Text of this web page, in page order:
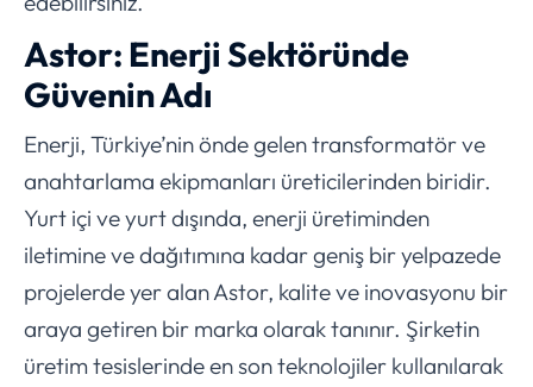
Astor: Enerji Sektöründe
Güvenin Adı
Enerji, Türkiye’nin önde gelen transformatör ve
anahtarlama ekipmanları üreticilerinden biridir.
Yurt içi ve yurt dışında, enerji üretiminden
iletimine ve dağıtımına kadar geniş bir yelpazede
projelerde yer alan Astor, kalite ve inovasyonu bir
araya getiren bir marka olarak tanınır. Şirketin
üretim tesislerinde en son teknolojiler kullanılarak